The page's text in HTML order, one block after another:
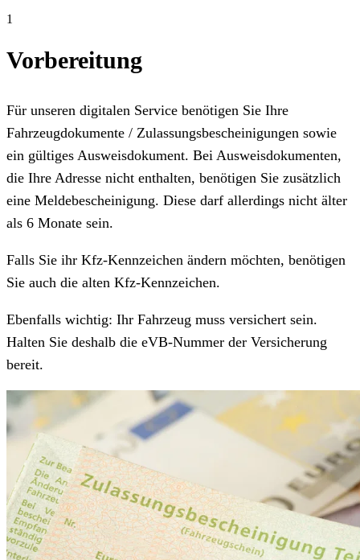
1
Vorbereitung
Für unseren digitalen Service benötigen Sie Ihre
Fahrzeugdokumente / Zulassungsbescheinigungen sowie
ein gültiges Ausweisdokument. Bei Ausweisdokumenten,
die Ihre Adresse nicht enthalten, benötigen Sie zusätzlich
eine Meldebescheinigung. Diese darf allerdings nicht älter
als 6 Monate sein.
Falls Sie ihr Kfz-Kennzeichen ändern möchten, benötigen
Sie auch die alten Kfz-Kennzeichen.
Ebenfalls wichtig: Ihr Fahrzeug muss versichert sein.
Halten Sie deshalb die eVB-Nummer der Versicherung
bereit.